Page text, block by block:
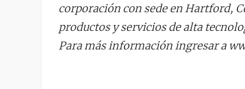
corporación con sede en Hartford,
productos y servicios de alta
Para más información ingresar a